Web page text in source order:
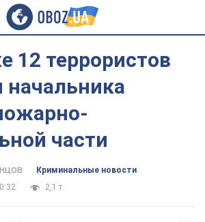
12 террористов
начальника
части
Криминальные новости
2,1 т.